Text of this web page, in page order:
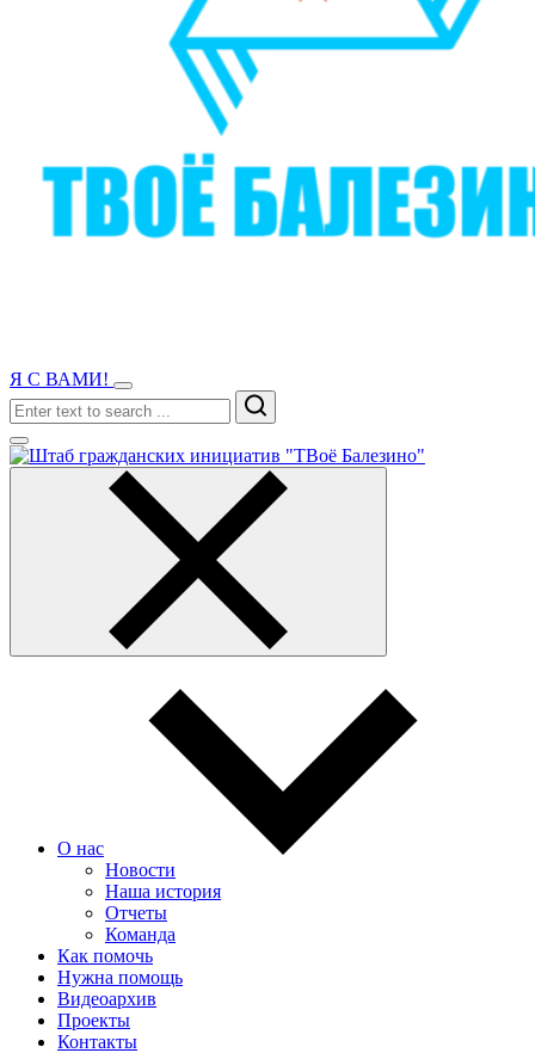
Я С ВАМИ!
Search
О нас
Новости
Наша история
Отчеты
Команда
Как помочь
Нужна помощь
Видеоархив
Проекты
Контакты